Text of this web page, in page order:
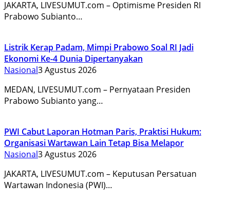
JAKARTA, LIVESUMUT.com – Optimisme Presiden RI
Prabowo Subianto…
Listrik Kerap Padam, Mimpi Prabowo Soal RI Jadi
Ekonomi Ke-4 Dunia Dipertanyakan
Nasional3 Agustus 2026
MEDAN, LIVESUMUT.com – Pernyataan Presiden
Prabowo Subianto yang…
PWI Cabut Laporan Hotman Paris, Praktisi Hukum:
Organisasi Wartawan Lain Tetap Bisa Melapor
Nasional3 Agustus 2026
JAKARTA, LIVESUMUT.com – Keputusan Persatuan
Wartawan Indonesia (PWI)…